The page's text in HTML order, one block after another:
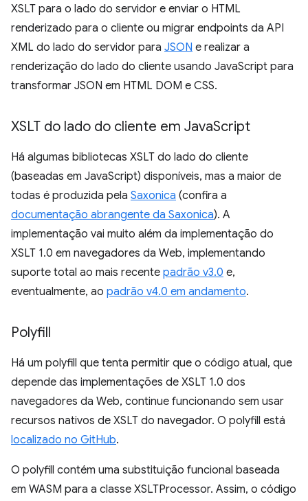
XSLT para o lado do servidor e enviar o HTML
renderizado para o cliente ou migrar endpoints da API
XML do lado do servidor para JSON e realizar a
renderização do lado do cliente usando JavaScript para
transformar JSON em HTML DOM e CSS.
XSLT do lado do cliente em JavaScript
Há algumas bibliotecas XSLT do lado do cliente
(baseadas em JavaScript) disponíveis, mas a maior de
todas é produzida pela Saxonica (confira a
documentação abrangente da Saxonica). A
implementação vai muito além da implementação do
XSLT 1.0 em navegadores da Web, implementando
suporte total ao mais recente padrão v3.0 e,
eventualmente, ao padrão v4.0 em andamento.
Polyfill
Há um polyfill que tenta permitir que o código atual, que
depende das implementações de XSLT 1.0 dos
navegadores da Web, continue funcionando sem usar
recursos nativos de XSLT do navegador. O polyfill está
localizado no GitHub.
O polyfill contém uma substituição funcional baseada
em WASM para a classe XSLTProcessor. Assim, o código